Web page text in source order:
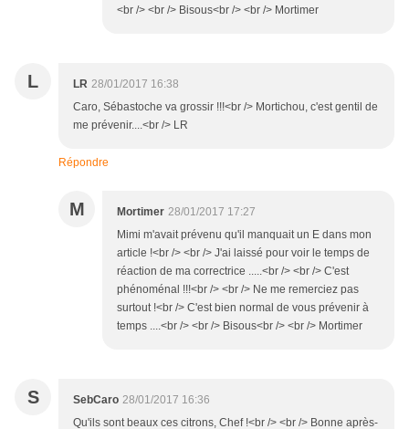
<br /> <br /> Bisous<br /> <br /> Mortimer
L LR 28/01/2017 16:38
Caro, Sébastoche va grossir !!!<br /> Mortichou, c'est gentil de
me prévenir....<br /> LR
Répondre
M Mortimer 28/01/2017 17:27
Mimi m'avait prévenu qu'il manquait un E dans mon
article !<br /> <br /> J'ai laissé pour voir le temps de
réaction de ma correctrice .....<br /> <br /> C'est
phénoménal !!!<br /> <br /> Ne me remerciez pas
surtout !<br /> C'est bien normal de vous prévenir à
temps ....<br /> <br /> Bisous<br /> <br /> Mortimer
S SebCaro 28/01/2017 16:36
Qu'ils sont beaux ces citrons, Chef !<br /> <br /> Bonne après-